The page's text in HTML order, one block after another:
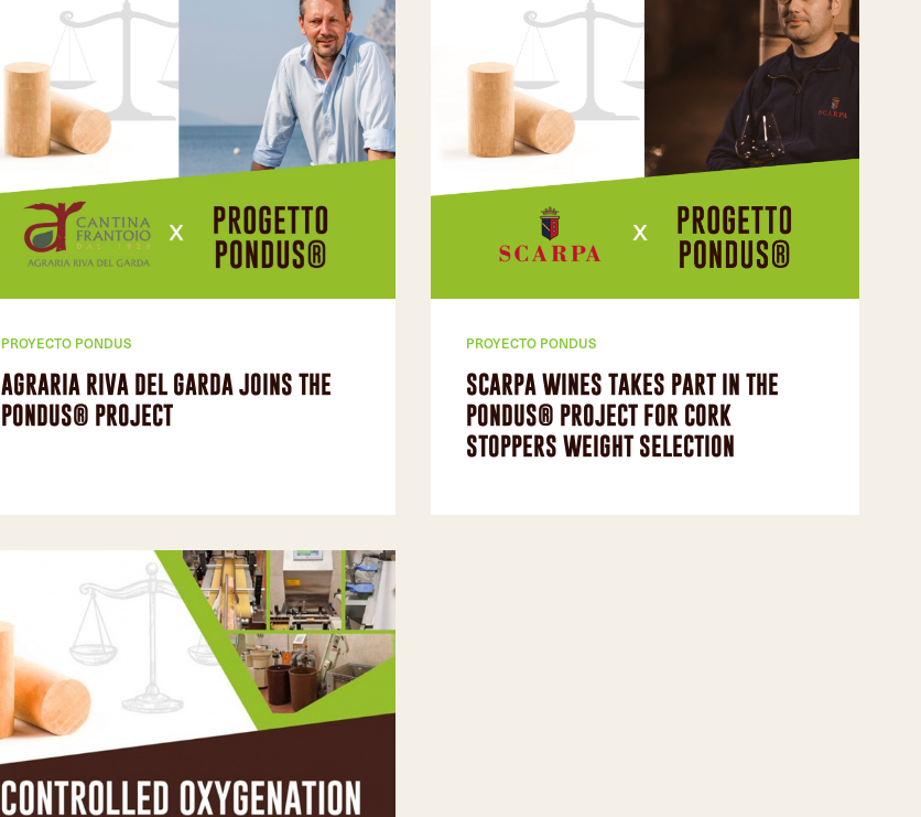
PROYECTO PONDUS
AGRARIA RIVA DEL GARDA JOINS THE
PONDUS® PROJECT
PROYECTO PONDUS
SCARPA WINES TAKES PART IN THE
PONDUS® PROJECT FOR CORK
STOPPERS WEIGHT SELECTION